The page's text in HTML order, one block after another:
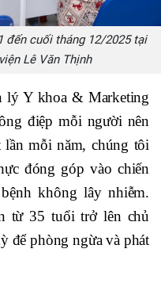
đến cuối tháng 12/2025 tại
Lê Văn Thịnh
lý Y khoa & Marketing
điệp mỗi người nên
lần mỗi năm, chúng tôi
đóng góp vào chiến
không lây nhiễm.
từ 35 tuổi trở lên chủ
để phòng ngừa và phát